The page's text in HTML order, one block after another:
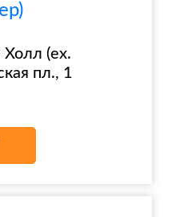
(ex.
пл., 1